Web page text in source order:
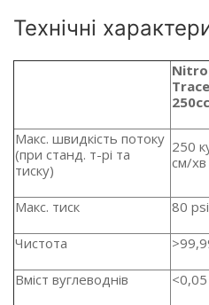
Технічні
Trace
250cc
Макс. швидкість потоку
(при станд. т-рі та
тиску)
250
см/хв
Макс. тиск 80
Чистота
Вміст вуглеводнів